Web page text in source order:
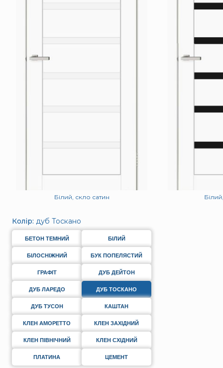
Білий, скло сатин
Колір: дуб Тоскано
БЕТОН ТЕМНИЙ БІЛИЙ
БІЛОСНІЖНИЙ БУК ПОПЕЛЯСТИЙ
ГРАФІТ ДУБ ДЕЙТОН
ДУБ ЛАРЕДО ДУБ ТОСКАНО
ДУБ ТУСОН КАШТАН
КЛЕН АМОРЕТТО КЛЕН ЗАХІДНИЙ
КЛЕН ПІВНІЧНИЙ КЛЕН СХІДНИЙ
ПЛАТИНА ЦЕМЕНТ